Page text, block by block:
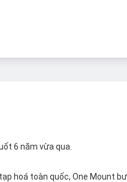
6 năm vừa qua.
hoá toàn quốc, One Mount